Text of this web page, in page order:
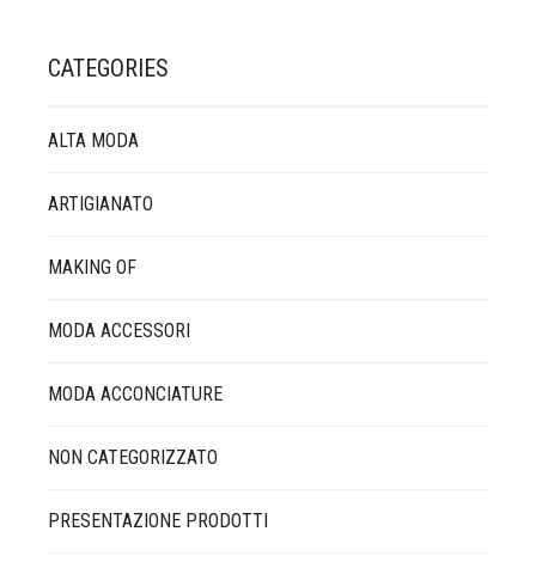
CATEGORIES
ALTA MODA
ARTIGIANATO
MAKING OF
MODA ACCESSORI
MODA ACCONCIATURE
NON CATEGORIZZATO
PRESENTAZIONE PRODOTTI